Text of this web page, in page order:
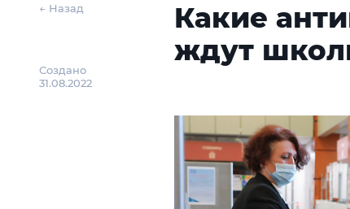
← Назад
Создано
31.08.2022
Какие
ждут